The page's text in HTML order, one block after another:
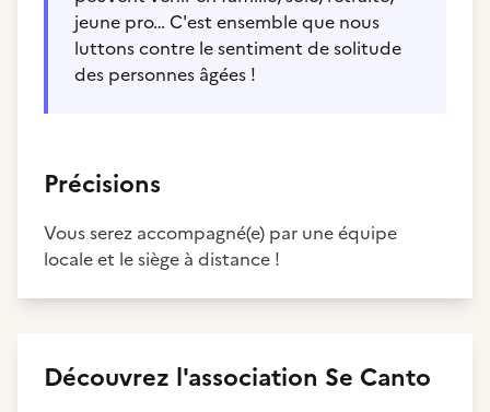
jeune pro… C'est ensemble que nous
luttons contre le sentiment de solitude
des personnes âgées !
Précisions
Vous serez accompagné(e) par une équipe
locale et le siège à distance !
Découvrez l'association Se Canto